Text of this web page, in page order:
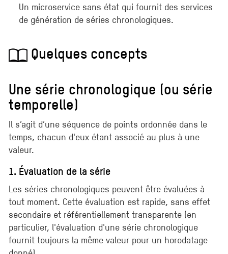
Un microservice sans état qui fournit des services
de génération de séries chronologiques.
Quelques concepts
Une série chronologique (ou série
temporelle)
Il s’agit d’une séquence de points ordonnée dans le
temps, chacun d'eux étant associé au plus à une
valeur.
1. Évaluation de la série
Les séries chronologiques peuvent être évaluées à
tout moment. Cette évaluation est rapide, sans effet
secondaire et référentiellement transparente (en
particulier, l'évaluation d'une série chronologique
fournit toujours la même valeur pour un horodatage